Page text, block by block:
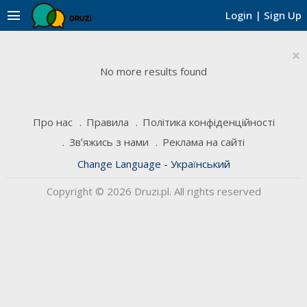
Login | Sign Up
menu
×
No more results found
Про нас Правила
Політика конфіденційності
Звʼяжись з нами
Реклама на сайті
Change Language - Український
Copyright © 2026 Druzi.pl. All rights reserved